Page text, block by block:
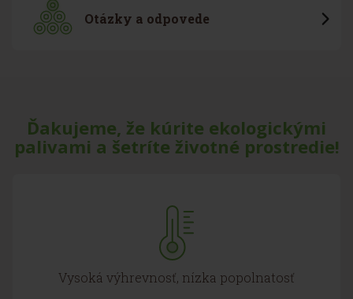
Otázky a odpovede
Ďakujeme, že kúrite ekologickými
palivami a šetríte životné prostredie!
Vysoká výhrevnosť, nízka popolnatosť